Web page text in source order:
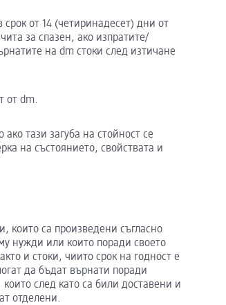
от 14 (четиринадесет) дни от
за спазен, ако изпратите/
на dm стоки след изтичане
от dm.
тази загуба на стойност се
на състоянието, свойствата и
които са произведени съгласно
нужди или които поради своето
и стоки, чиито срок на годност е
да бъдат върнати поради
след като са били доставени и
отделени.